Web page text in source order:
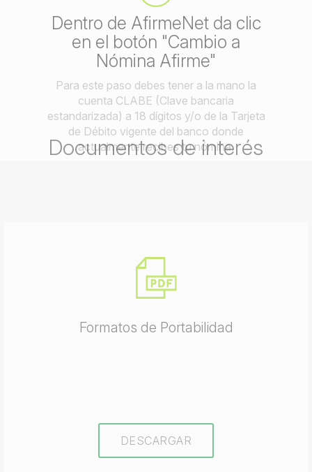
Dentro de AfirmeNet da clic
en el botón "Cambio a
Nómina Afirme"
Para este paso debes tener a la mano la
cuenta CLABE (Clave bancaria
estandarizada) a 18 dígitos y/o de la Tarjeta
de Débito vigente del banco donde
actualmente recibes tu nómina.
Documentos de interés
Formatos de Portabilidad
DESCARGAR